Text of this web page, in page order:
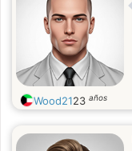
Wood2123 años